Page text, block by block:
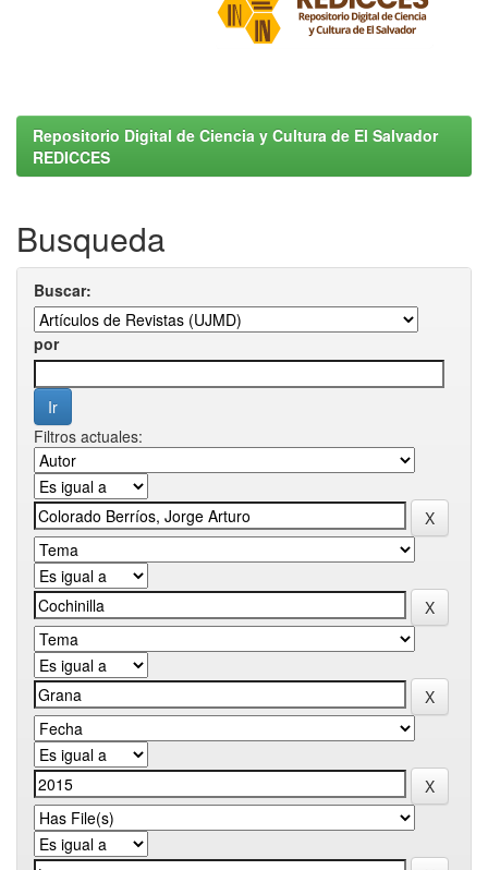
Repositorio Digital de Ciencia y Cultura de El Salvador
REDICCES
Busqueda
Buscar:
por
Filtros actuales: